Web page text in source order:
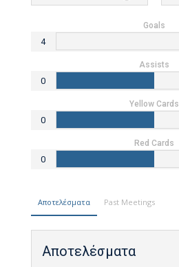
Goals
4
Assists
0
Yellow Cards
0
Red Cards
0
Αποτελέσματα Past Meetings
Αποτελέσματα